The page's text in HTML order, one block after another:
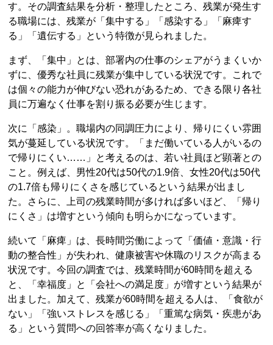
す。その調査結果を分析・整理したところ、残業が発生す
る職場には、残業が「集中する」「感染する」「麻痺す
る」「遺伝する」という特徴が見られました。
まず、「集中」とは、部署内の仕事のシェアがうまくいか
ずに、優秀な社員に残業が集中している状況です。これで
は個々の能力が伸びない恐れがあるため、できる限り各社
員に万遍なく仕事を割り振る必要が生じます。
次に「感染」。職場内の同調圧力により、帰りにくい雰囲
気が蔓延している状況です。「まだ働いている人がいるの
で帰りにくい……」と考えるのは、若い社員ほど顕著との
こと。例えば、男性20代は50代の1.9倍、女性20代は50代
の1.7倍も帰りにくさを感じているという結果が出まし
た。さらに、上司の残業時間が多ければ多いほど、「帰り
にくさ」は増すという傾向も明らかになっています。
続いて「麻痺」は、長時間労働によって「価値・意識・行
動の整合性」が失われ、健康被害や休職のリスクが高まる
状況です。今回の調査では、残業時間が60時間を超える
と、「幸福度」と「会社への満足度」が増すという結果が
出ました。加えて、残業が60時間を超える人は、「食欲が
ない」「強いストレスを感じる」「重篤な病気・疾患があ
る」という質問への回答率が高くなりました。